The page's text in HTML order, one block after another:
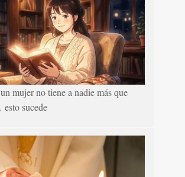
mujer no tiene a nadie más que
sucede